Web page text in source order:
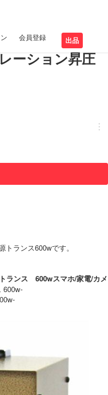
会員登録 出品
ーション昇圧
ランス600wです。
ランス　600wスマホ/家電/